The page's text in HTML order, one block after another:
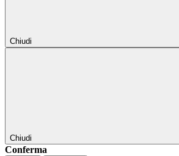
Chiudi
Chiudi
Conferma